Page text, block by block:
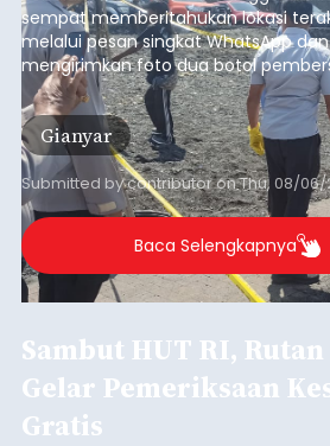
sempat memberitahukan lokasi
melalui pesan singkat WhatsApp
mengirimkan foto dua botol
istrinya.
Gianyar
Submitted bycontributoronThu, 08/06/
Baca Selengkapnya
Sambut HUT RI,
Gelar Pemeriksaan
Gratis